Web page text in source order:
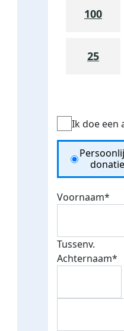
100
25
Ik doe een
Donation
donatie
Voornaam*
Tussenv.
Achternaam*